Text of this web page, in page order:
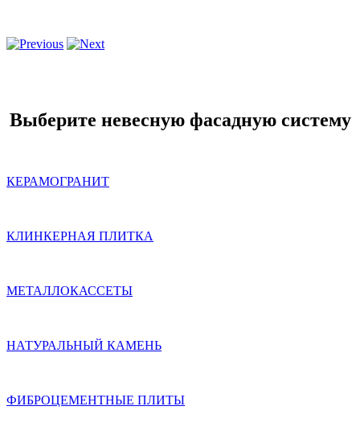
Выберите невесную фасадную систему
КЕРАМОГРАНИТ
КЛИНКЕРНАЯ ПЛИТКА
МЕТАЛЛОКАССЕТЫ
НАТУРАЛЬНЫЙ КАМЕНЬ
ФИБРОЦЕМЕНТНЫЕ ПЛИТЫ